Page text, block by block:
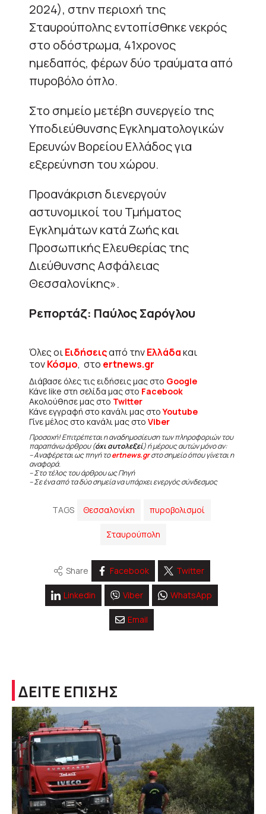
2024), στην περιοχή της
Σταυρούπολης εντοπίσθηκε νεκρός
στο οδόστρωμα, 41χρονος
ημεδαπός, φέρων δύο τραύματα από
πυροβόλο όπλο.
Στο σημείο μετέβη συνεργείο της
Υποδιεύθυνσης Εγκληματολογικών
Ερευνών Βορείου Ελλάδος για
εξερεύνηση του χώρου.
Προανάκριση διενεργούν
αστυνομικοί του Τμήματος
Εγκλημάτων κατά Ζωής και
Προσωπικής Ελευθερίας της
Διεύθυνσης Ασφάλειας
Θεσσαλονίκης».
Ρεπορτάζ: Παύλος Σαρόγλου
Όλες οιΕιδήσειςαπό τηνΕλλάδακαι
τονΚόσμο, στο ertnews.gr
Διάβασε όλες τις ειδήσεις μας στο Google
Κάνε like στη σελίδα μας στο Facebook
Ακολούθησε μας στο Twitter
Κάνε εγγραφή στο κανάλι μας στοYoutube
Γίνε μέλος στο κανάλι μας στο Viber
Προσοχή! Επιτρέπεται η αναδημοσίευση των πληροφοριών του
παραπάνω άρθρου (όχι αυτολεξεί) ή μέρους αυτών μόνο αν:
– Αναφέρεται ως πηγή τοertnews.grστο σημείο όπου γίνεται η
αναφορά.
– Στο τέλος του άρθρου ως Πηγή
– Σε ένα από τα δύο σημεία να υπάρχει ενεργός σύνδεσμος
TAGS Θεσσαλονίκη πυροβολισμοί
Σταυρούπολη
Share Facebook Twitter
Linkedin Viber WhatsApp
Email
ΔΕΙΤΕ ΕΠΙΣΗΣ